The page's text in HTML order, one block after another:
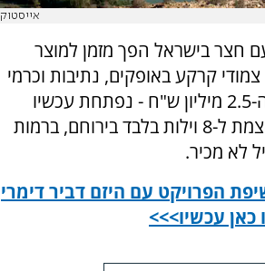
אייסטוק
חצר בישראל הפך מזמן למוצר
קרקע באופקים, נתיבות וכרמי
גת כבר חצו את רף ה-2.5 מיליון ש"ח - נפתחת עכשיו
קבוצת רוכשים מצומצמת ל-8 וילות בלבד בירוחם, ברמות
לא מכיר.
הפרויקט עם היזם דביר דימרי
עכשיו>>>